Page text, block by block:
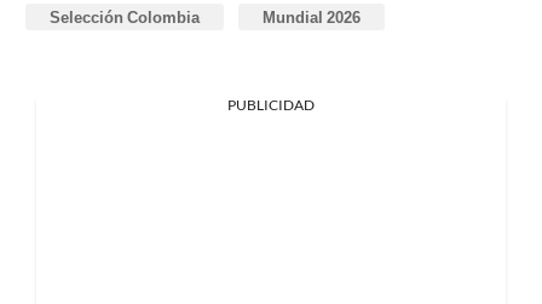
Selección Colombia Mundial 2026
PUBLICIDAD